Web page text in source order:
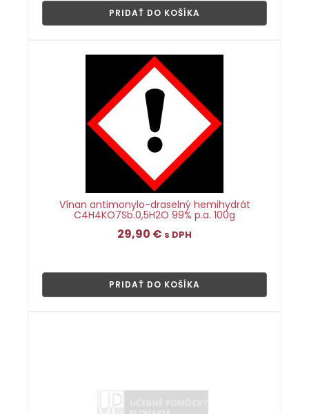
PRIDAŤ DO KOŠÍKA
Vínan antimonylo-draselný hemihydrát
C4H4KO7Sb.0,5H2O 99% p.a. 100g
29,90 € s DPH
PRIDAŤ DO KOŠÍKA